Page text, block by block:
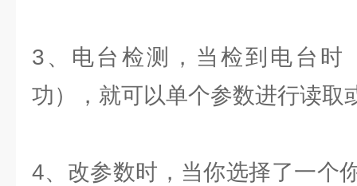
3、电台检测，当检到电台时
功），就可以单个参数进行读取
4、改参数时，当你选择了一个